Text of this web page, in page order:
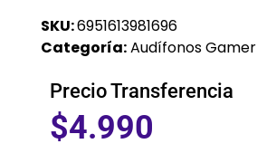
SKU:6951613981696
Categoría:Audífonos Gamer
Precio Transferencia
$4.990